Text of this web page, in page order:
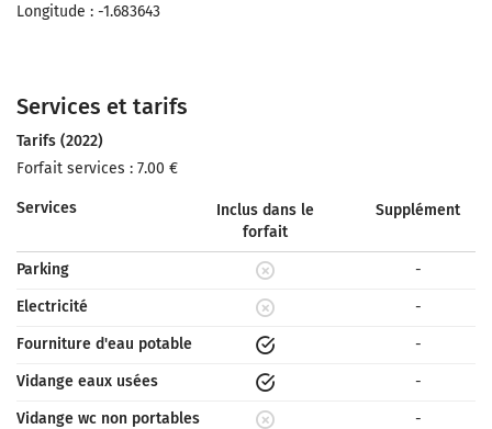
Longitude : -1.683643
Services et tarifs
Tarifs (2022)
Forfait services : 7.00 €
Services
Inclus dans le
forfait
Supplément
Parking
-
Electricité
-
Fourniture d'eau potable
-
Vidange eaux usées
-
Vidange wc non portables
-